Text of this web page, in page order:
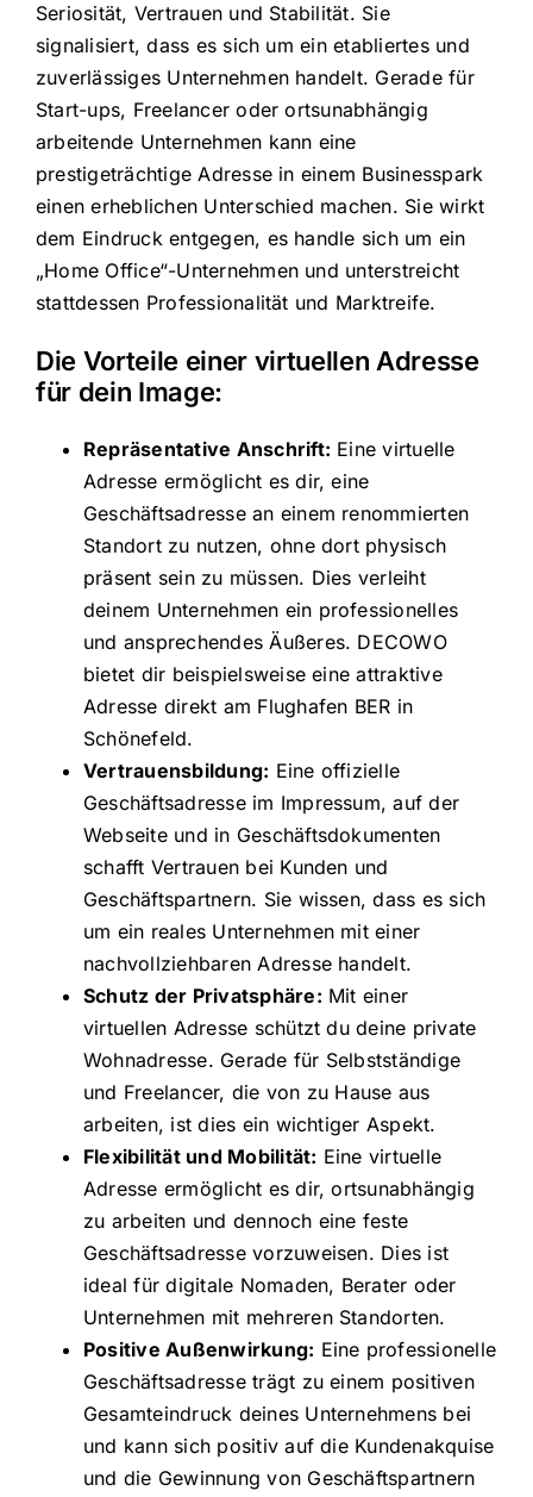
Seriosität, Vertrauen und Stabilität. Sie
signalisiert, dass es sich um ein etabliertes und
zuverlässiges Unternehmen handelt. Gerade für
Start-ups, Freelancer oder ortsunabhängig
arbeitende Unternehmen kann eine
prestigeträchtige Adresse in einem Businesspark
einen erheblichen Unterschied machen. Sie wirkt
dem Eindruck entgegen, es handle sich um ein
„Home Office“-Unternehmen und unterstreicht
stattdessen Professionalität und Marktreife.
Die Vorteile einer virtuellen Adresse
für dein Image:
Repräsentative Anschrift: Eine virtuelle
Adresse ermöglicht es dir, eine
Geschäftsadresse an einem renommierten
Standort zu nutzen, ohne dort physisch
präsent sein zu müssen. Dies verleiht
deinem Unternehmen ein professionelles
und ansprechendes Äußeres. DECOWO
bietet dir beispielsweise eine attraktive
Adresse direkt am Flughafen BER in
Schönefeld.
Vertrauensbildung: Eine offizielle
Geschäftsadresse im Impressum, auf der
Webseite und in Geschäftsdokumenten
schafft Vertrauen bei Kunden und
Geschäftspartnern. Sie wissen, dass es sich
um ein reales Unternehmen mit einer
nachvollziehbaren Adresse handelt.
Schutz der Privatsphäre: Mit einer
virtuellen Adresse schützt du deine private
Wohnadresse. Gerade für Selbstständige
und Freelancer, die von zu Hause aus
arbeiten, ist dies ein wichtiger Aspekt.
Flexibilität und Mobilität: Eine virtuelle
Adresse ermöglicht es dir, ortsunabhängig
zu arbeiten und dennoch eine feste
Geschäftsadresse vorzuweisen. Dies ist
ideal für digitale Nomaden, Berater oder
Unternehmen mit mehreren Standorten.
Positive Außenwirkung: Eine professionelle
Geschäftsadresse trägt zu einem positiven
Gesamteindruck deines Unternehmens bei
und kann sich positiv auf die Kundenakquise
und die Gewinnung von Geschäftspartnern